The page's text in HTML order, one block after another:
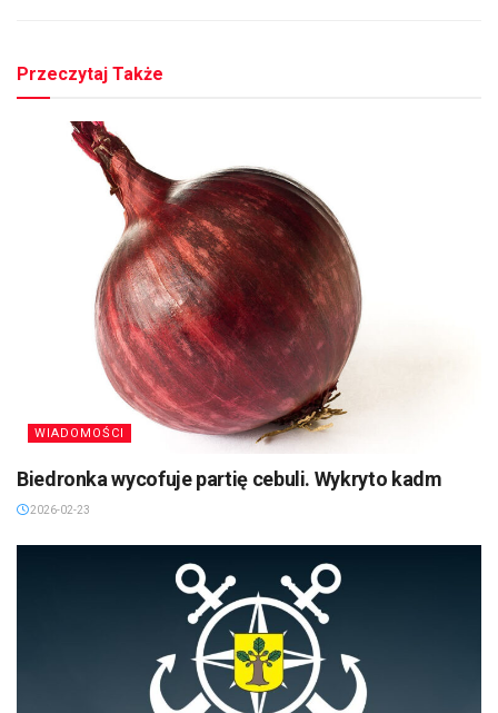
Przeczytaj Także
WIADOMOŚCI
Biedronka wycofuje partię cebuli. Wykryto kadm
2026-02-23